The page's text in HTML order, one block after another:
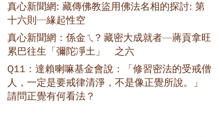
真心新聞網: 藏傳佛教盜用佛法名相的探討: 第
十六則─緣起性空
真心新聞網：係金ㄟ? 藏密大成就者—蔣貢拿旺
累巴往生「彌陀凈土」 之六
Q11：達賴喇嘛基金會說：「修習密法的受戒僧
人，一定是要戒律清淨，不是像正覺所說。」
請問正覺有何看法？